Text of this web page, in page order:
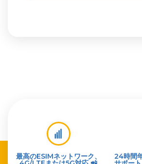
最高のESIMネットワーク、 24時間